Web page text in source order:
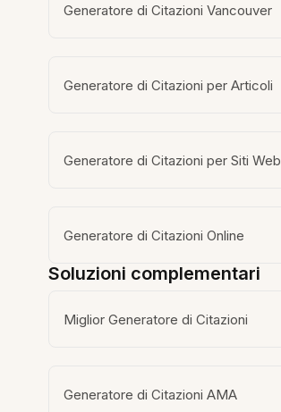
Generatore di Citazioni Vancouver
Generatore di Citazioni per Articoli
Generatore di Citazioni per Siti Web
Generatore di Citazioni Online
Soluzioni complementari
Miglior Generatore di Citazioni
Generatore di Citazioni AMA